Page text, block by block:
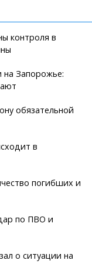
контроля в
Запорожье:
обязательной
в
погибших и
по ПВО и
о ситуации на